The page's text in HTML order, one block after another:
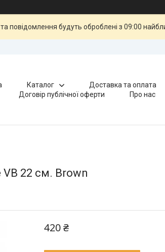
повідомлення будуть оброблені з 09:00
Каталог Доставка та оплата
Договір публічної оферти
Про нас
22 см. Brown
420 ₴